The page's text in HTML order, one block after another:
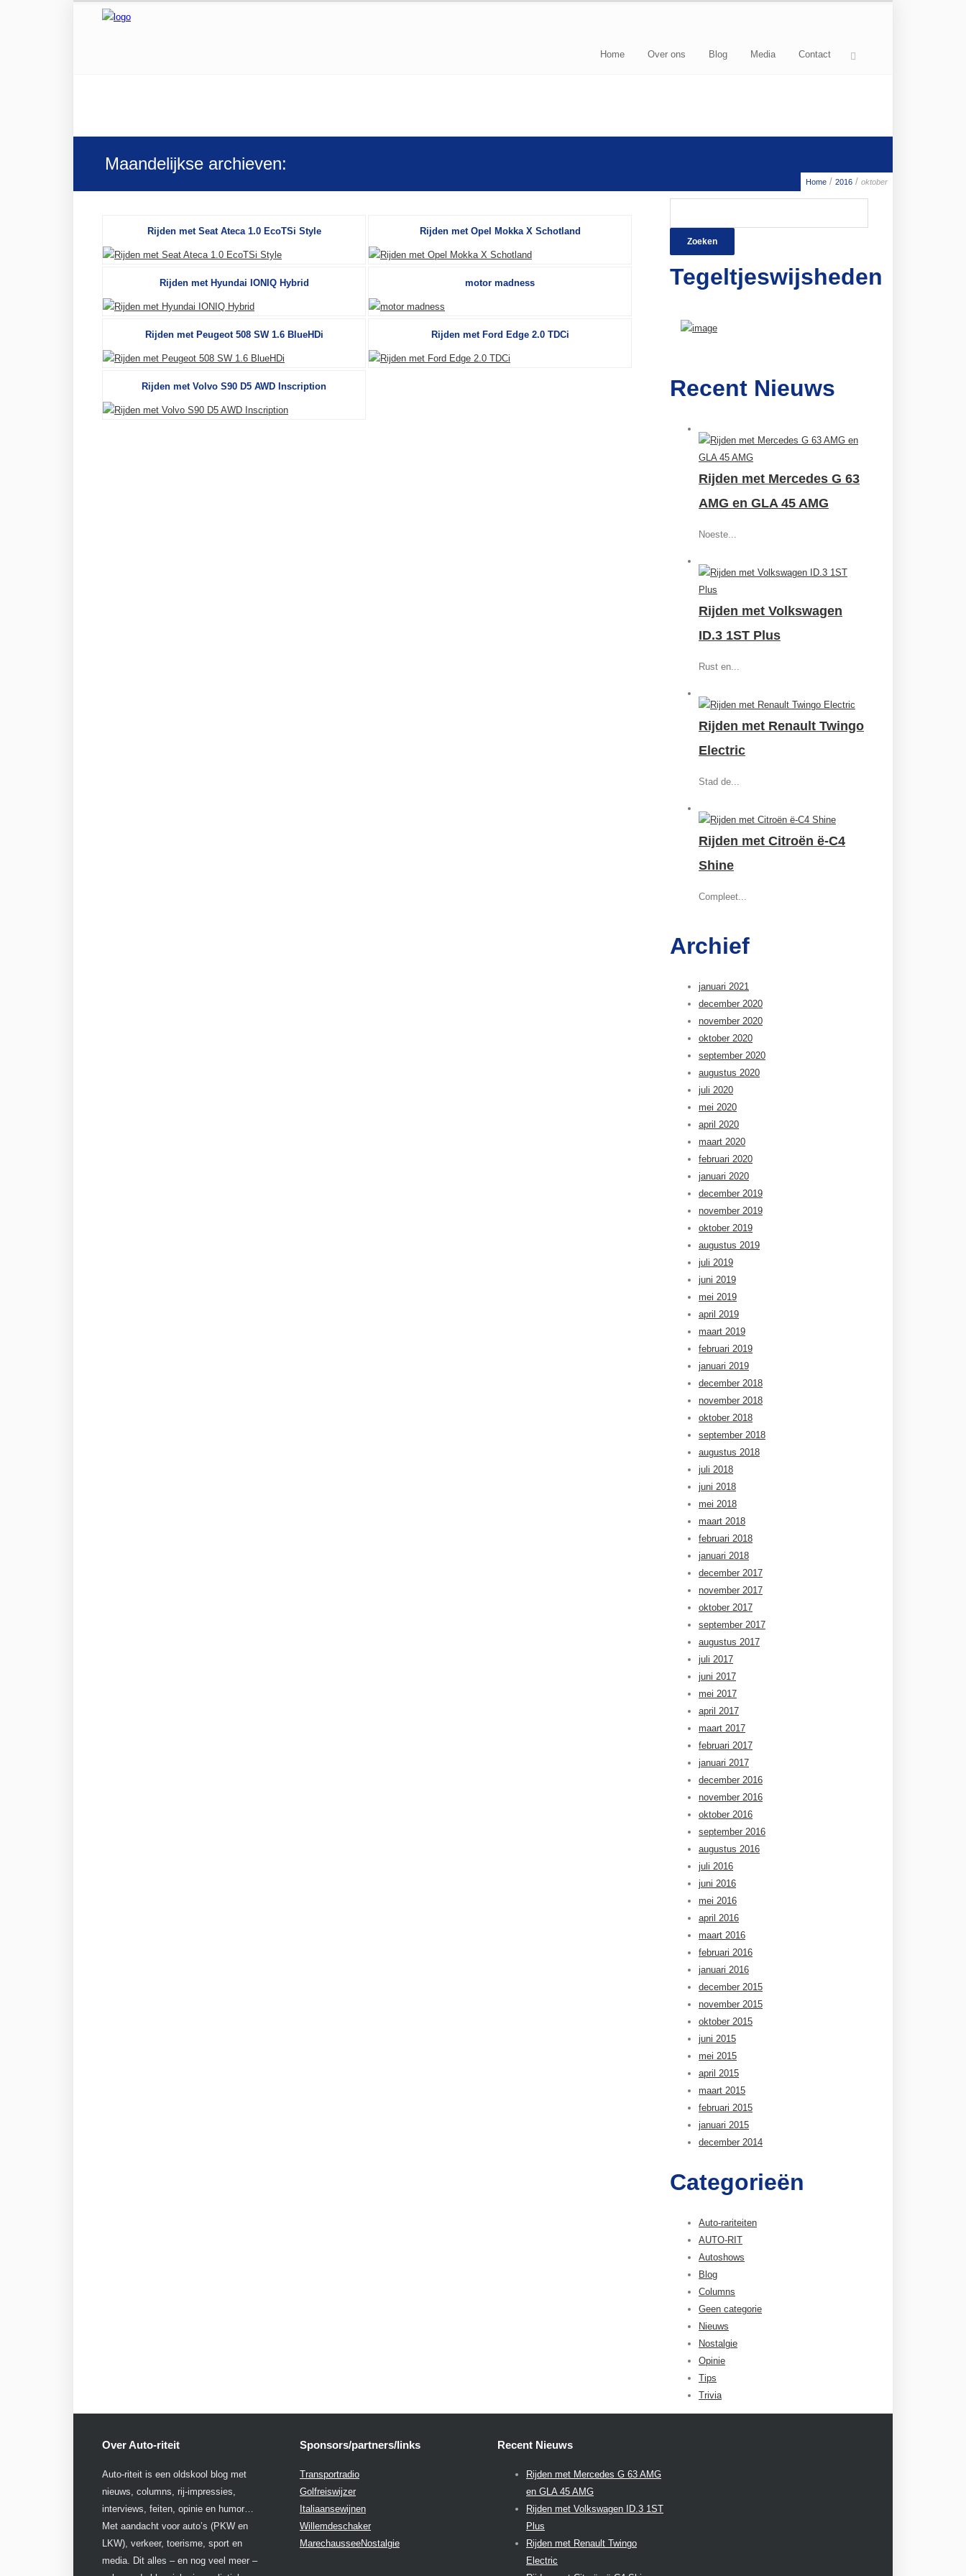
Home Over ons Blog Media Contact
Home / 2016 / oktober
Maandelijkse archieven:
Rijden met Seat Ateca 1.0 EcoTSi Style Rijden met Opel Mokka X Schotland
Rijden met Hyundai IONIQ Hybrid motor madness
Rijden met Peugeot 508 SW 1.6 BlueHDi Rijden met Ford Edge 2.0 TDCi
Rijden met Volvo S90 D5 AWD Inscription
Tegeltjeswijsheden
Recent Nieuws
Rijden met Mercedes G 63
AMG en GLA 45 AMG
Noeste...
Rijden met Volkswagen
ID.3 1ST Plus
Rust en...
Rijden met Renault Twingo
Electric
Stad de...
Rijden met Citroën ë-C4
Shine
Compleet...
Archief
januari 2021
december 2020
november 2020
oktober 2020
september 2020
augustus 2020
juli 2020
mei 2020
april 2020
maart 2020
februari 2020
januari 2020
december 2019
november 2019
oktober 2019
augustus 2019
juli 2019
juni 2019
mei 2019
april 2019
maart 2019
februari 2019
januari 2019
december 2018
november 2018
oktober 2018
september 2018
augustus 2018
juli 2018
juni 2018
mei 2018
maart 2018
februari 2018
januari 2018
december 2017
november 2017
oktober 2017
september 2017
augustus 2017
juli 2017
juni 2017
mei 2017
april 2017
maart 2017
februari 2017
januari 2017
december 2016
november 2016
oktober 2016
september 2016
augustus 2016
juli 2016
juni 2016
mei 2016
april 2016
maart 2016
februari 2016
januari 2016
december 2015
november 2015
oktober 2015
juni 2015
mei 2015
april 2015
maart 2015
februari 2015
januari 2015
december 2014
Categorieën
Auto-rariteiten
AUTO-RIT
Autoshows
Blog
Columns
Geen categorie
Nieuws
Nostalgie
Opinie
Tips
Trivia
Over Auto-riteit
Auto-riteit is een oldskool blog met
nieuws, columns, rij-impressies,
interviews, feiten, opinie en humor…
Met aandacht voor auto’s (PKW en
LKW), verkeer, toerisme, sport en
media. Dit alles – en nog veel meer –
Sponsors/partners/links
Transportradio
Golfreiswijzer
Italiaansewijnen
Willemdeschaker
MarechausseeNostalgie
Recent Nieuws
Rijden met Mercedes G 63 AMG
en GLA 45 AMG
Rijden met Volkswagen ID.3 1ST
Plus
Rijden met Renault Twingo
Electric